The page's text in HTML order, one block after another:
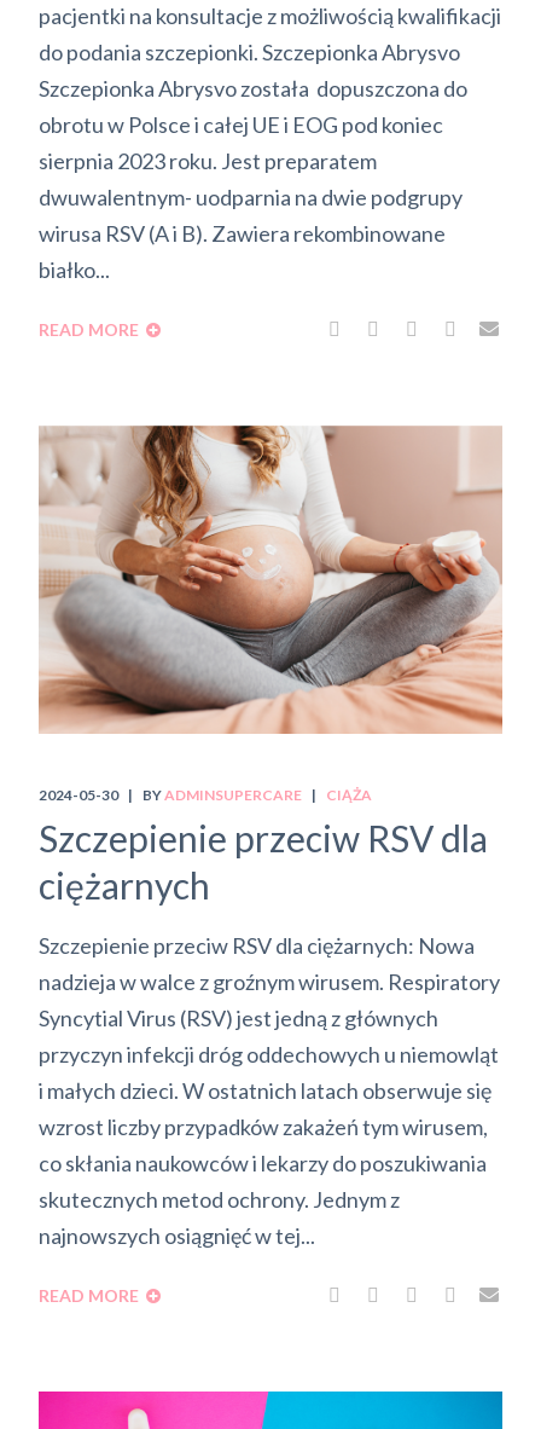
pacjentki na konsultacje z możliwością kwalifikacji
do podania szczepionki. Szczepionka Abrysvo
Szczepionka Abrysvo została dopuszczona do
obrotu w Polsce i całej UE i EOG pod koniec
sierpnia 2023 roku. Jest preparatem
dwuwalentnym- uodparnia na dwie podgrupy
wirusa RSV (A i B). Zawiera rekombinowane
białko...
READ MORE
2024-05-30 BYADMINSUPERCARE CIĄŻA
Szczepienie przeciw RSV dla
ciężarnych
Szczepienie przeciw RSV dla ciężarnych: Nowa
nadzieja w walce z groźnym wirusem. Respiratory
Syncytial Virus (RSV) jest jedną z głównych
przyczyn infekcji dróg oddechowych u niemowląt
i małych dzieci. W ostatnich latach obserwuje się
wzrost liczby przypadków zakażeń tym wirusem,
co skłania naukowców i lekarzy do poszukiwania
skutecznych metod ochrony. Jednym z
najnowszych osiągnięć w tej...
READ MORE